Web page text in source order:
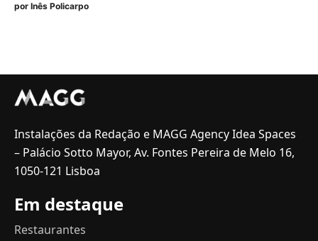
por Inês Policarpo
Instalações da Redação e MAGG Agency Idea Spaces
– Palácio Sotto Mayor, Av. Fontes Pereira de Melo 16,
1050-121 Lisboa
Em destaque
Restaurantes